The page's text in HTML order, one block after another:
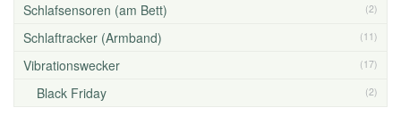
Schlafsensoren (am Bett) (2)
Schlaftracker (Armband) (11)
Vibrationswecker (17)
Black Friday (2)